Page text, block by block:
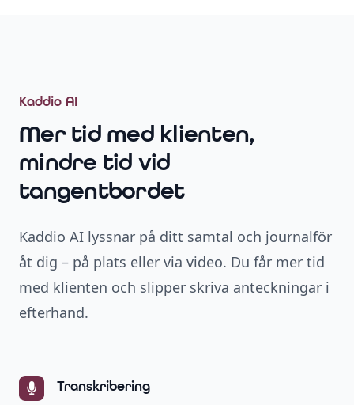
Kaddio AI
Mer tid med klienten,
mindre tid vid
tangentbordet
Kaddio AI lyssnar på ditt samtal och journalför
åt dig – på plats eller via video. Du får mer tid
med klienten och slipper skriva anteckningar i
efterhand.
Transkribering